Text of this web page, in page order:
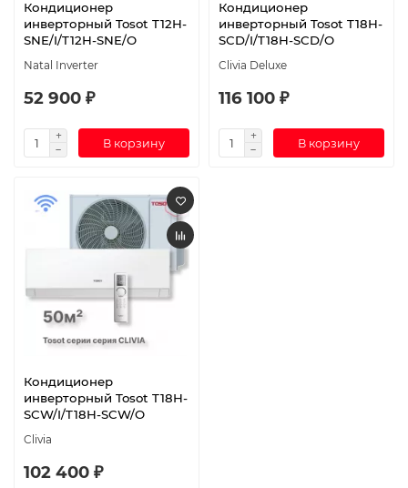
Кондиционер
инверторный Tosot T12H-
SNE/I/T12H-SNE/O
Natal Inverter
52 900 ₽
В корзину
Кондиционер
инверторный Tosot T18H-
SCD/I/T18H-SCD/O
Clivia Deluxe
116 100 ₽
В корзину
Кондиционер
инверторный Tosot T18H-
SCW/I/T18H-SCW/O
Clivia
102 400 ₽